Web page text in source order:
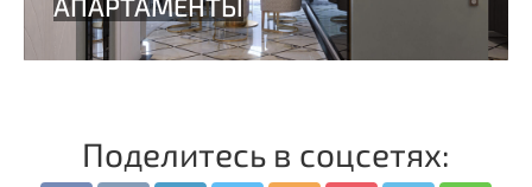
Поделитесь в соцсетях: